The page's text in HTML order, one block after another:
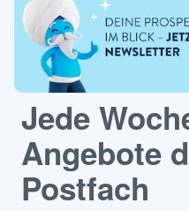
Jede
Angebote
Postfach